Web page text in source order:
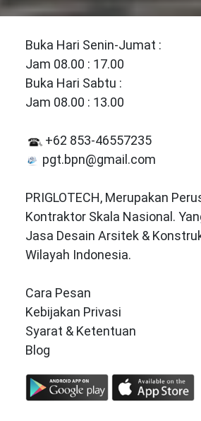
Buka Hari Senin-Jumat :
Jam 08.00 : 17.00
Buka Hari Sabtu :
Jam 08.00 : 13.00
+62 853-46557235
pgt.bpn@gmail.com
PRIGLOTECH, Merupakan
Kontraktor Skala Nasional.
Jasa Desain Arsitek &
Wilayah Indonesia.
Cara Pesan
Kebijakan Privasi
Syarat & Ketentuan
Blog